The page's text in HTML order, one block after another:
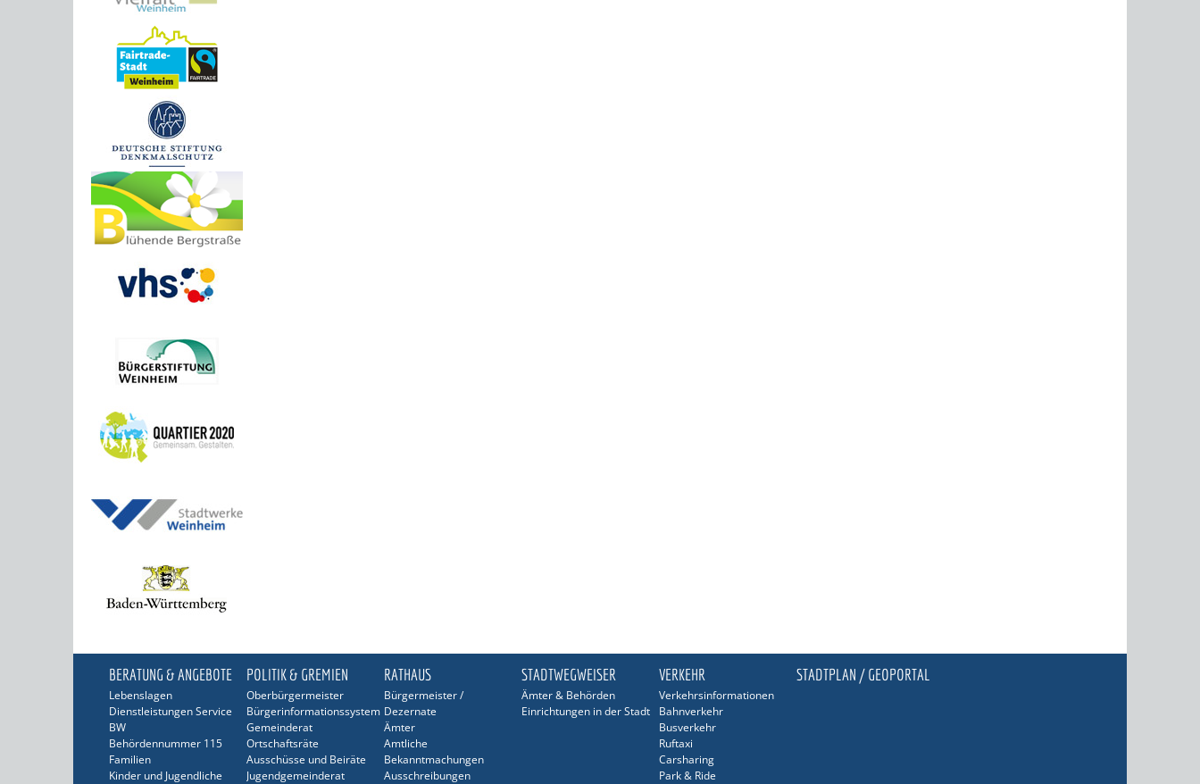
BERATUNG & ANGEBOTE
Lebenslagen
Dienstleistungen Service
BW
Behördennummer 115
Familien
Kinder und Jugendliche
POLITIK & GREMIEN
Oberbürgermeister
Bürgerinformationssystem
Gemeinderat
Ortschaftsräte
Ausschüsse und Beiräte
Jugendgemeinderat
RATHAUS
Bürgermeister /
Dezernate
Ämter
Amtliche
Bekanntmachungen
Ausschreibungen
STADTWEGWEISER
Ämter & Behörden
Einrichtungen in der Stadt
VERKEHR
Verkehrsinformationen
Bahnverkehr
Busverkehr
Ruftaxi
Carsharing
Park & Ride
STADTPLAN / GEOPORTAL